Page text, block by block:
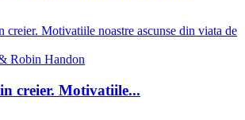
Robin Handon
creier. Motivatiile...